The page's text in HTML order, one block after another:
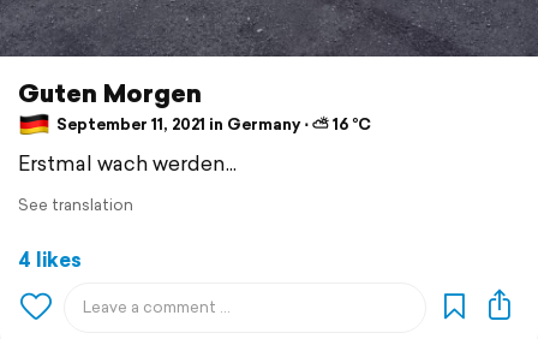
Guten Morgen
September 11, 2021 in Germany ⋅ ⛅ 16 °C
Erstmal wach werden...
See translation
4 likes